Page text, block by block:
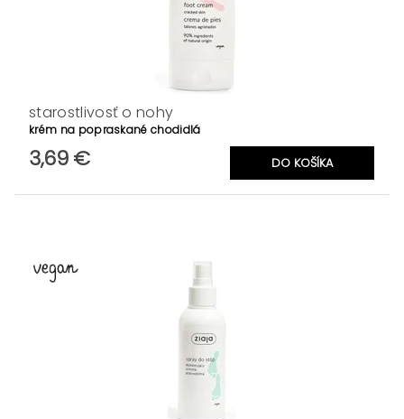
starostlivosť o nohy
krém na popraskané chodidlá
3,69 €